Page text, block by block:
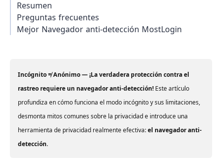
Resumen
Preguntas frecuentes
Mejor Navegador anti-detección MostLogin
Incógnito ≠ Anónimo — ¡La verdadera protección contra el
rastreo requiere un navegador anti-detección! Este artículo
profundiza en cómo funciona el modo incógnito y sus limitaciones,
desmonta mitos comunes sobre la privacidad e introduce una
herramienta de privacidad realmente efectiva: el navegador anti-
detección.